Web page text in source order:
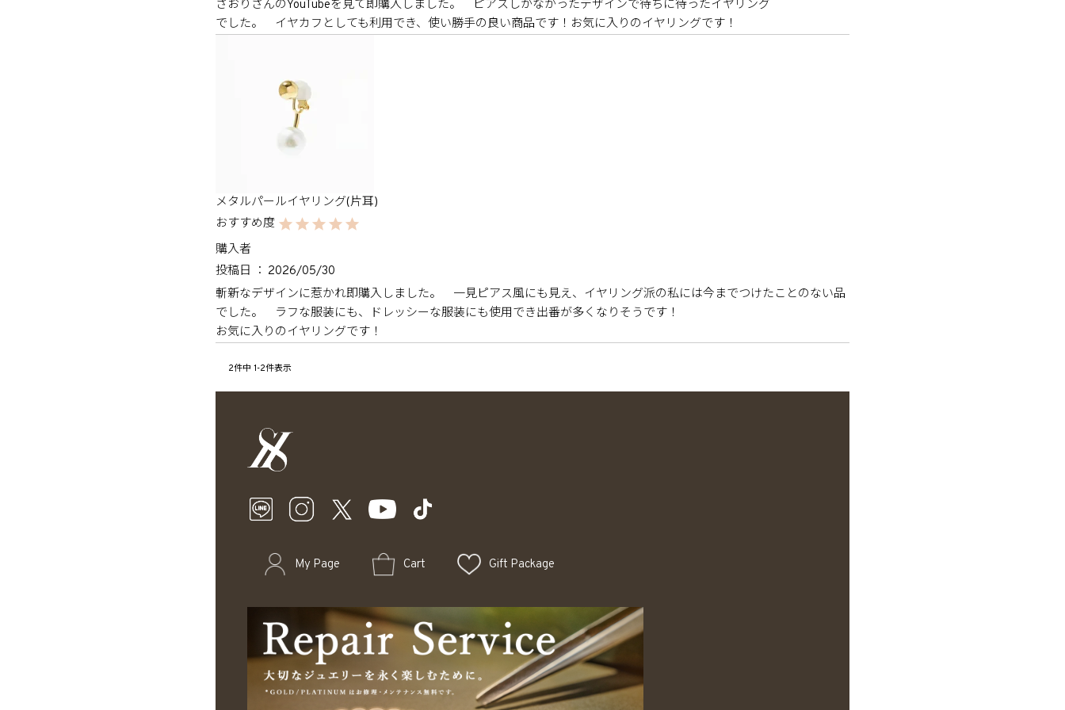
さおりさんのYouTubeを見て即購入しました。　ピアスしかなかったデザインで待ちに待ったイヤリング
でした。　イヤカフとしても利用でき、使い勝手の良い商品です！お気に入りのイヤリングです！
メタルパールイヤリング(片耳)
購入者
投稿日
2026/05/30
斬新なデザインに惹かれ即購入しました。　一見ピアス風にも見え、イヤリング派の私には今までつけたことのない品
でした。　ラフな服装にも、ドレッシーな服装にも使用でき出番が多くなりそうです！
お気に入りのイヤリングです！
2件中 1-2件表示
My Page Cart Gift Package